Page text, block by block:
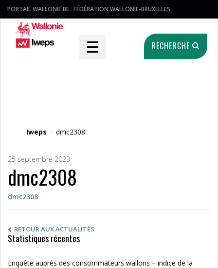
PORTAIL WALLONIE.BE FÉDÉRATION WALLONIE-BRUXELLES
☰ RECHERCHE
Iweps / dmc2308
25 septembre 2023
dmc2308
dmc2308
RETOUR AUX ACTUALITÉS
Statistiques récentes
Enquête auprès des consommateurs wallons – indice de la